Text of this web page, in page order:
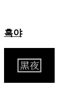
흑야